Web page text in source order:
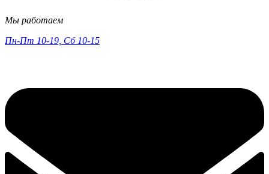
Мы работаем
Пн-Пт 10-19, Сб 10-15